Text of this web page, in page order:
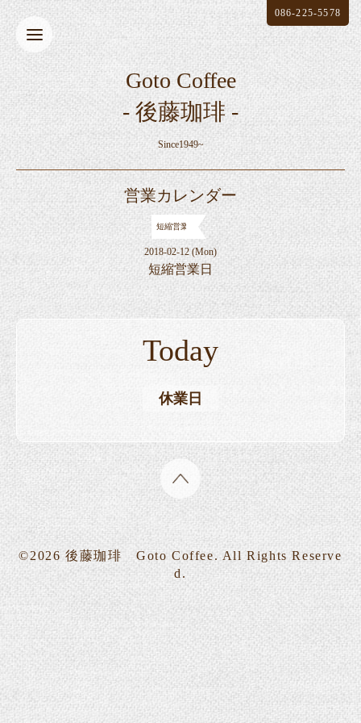
Goto Coffee
- 後藤珈琲 -
Since1949~
086-225-5578
営業カレンダー
短縮営業
2018-02-12 (Mon)
短縮営業日
Today
休業日
©2026 後藤珈琲 Goto Coffee. All Rights Reserve
d.